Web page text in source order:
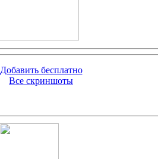
Добавить бесплатно
Все скриншоты